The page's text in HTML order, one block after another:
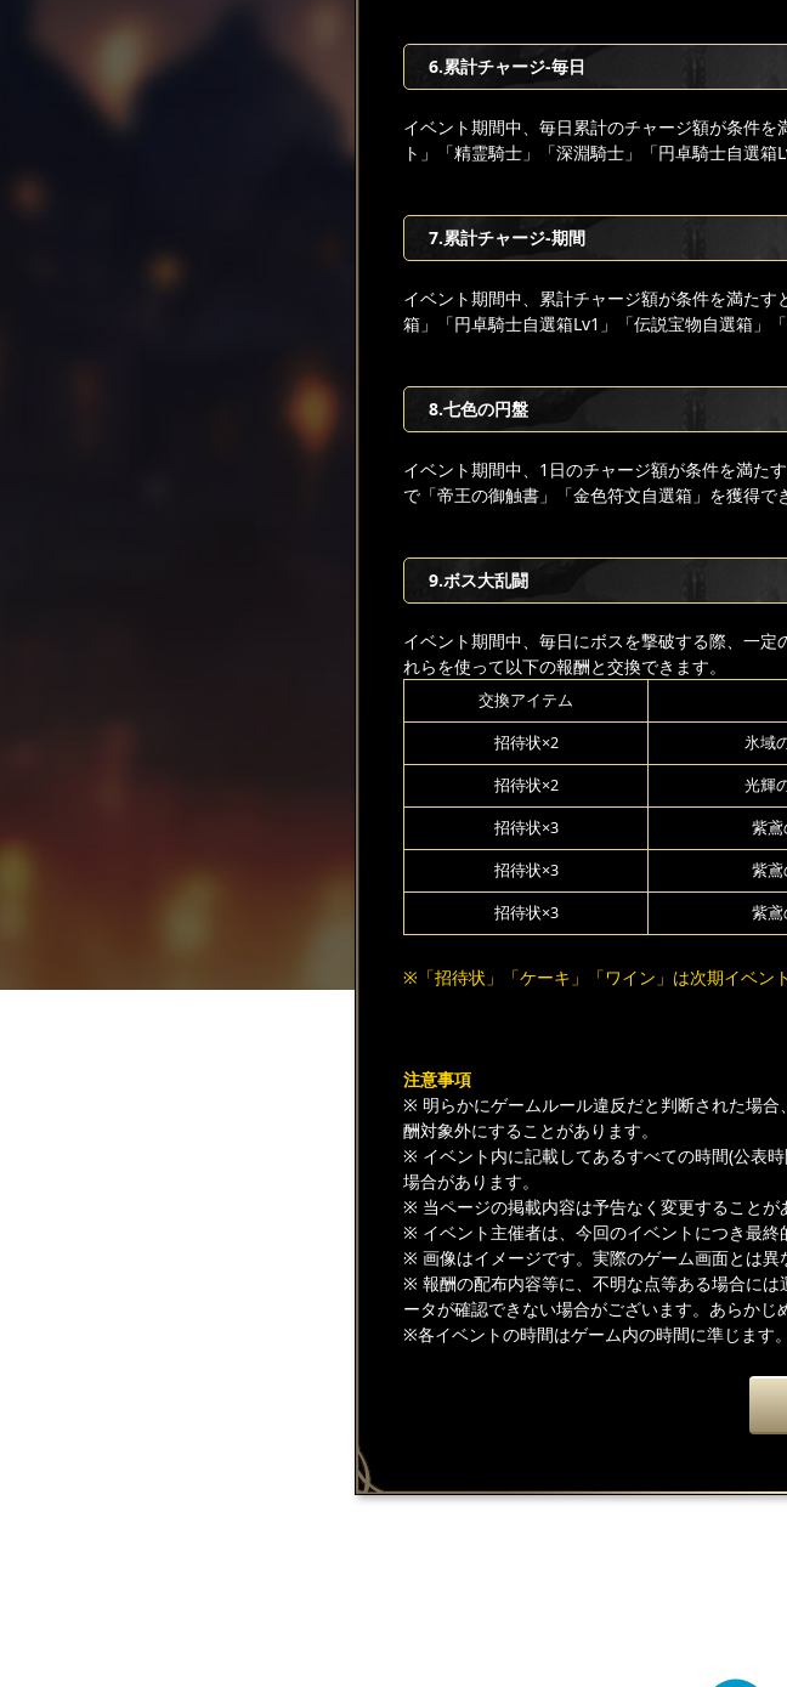
6.累計チャージ-毎日
イベント期間中、毎日累計のチャージ額が条件
ト」「精霊騎士」「深淵騎士」「円卓騎士自選箱
7.累計チャージ-期間
イベント期間中、累計チャージ額が条件を満たす
箱」「円卓騎士自選箱Lv1」「伝説宝物自選箱」
8.七色の円盤
イベント期間中、1日のチャージ額が条件を満た
で「帝王の御触書」「金色符文自選箱」を獲得で
9.ボス大乱闘
イベント期間中、毎日にボスを撃破する際、一
れらを使って以下の報酬と交換できます。
交換アイテム
招待状×2 氷域
招待状×2 光輝
招待状×3 紫鳶
招待状×3 紫鳶
招待状×3 紫鳶
※「招待状」「ケーキ」「ワイン」は次期イベン
注意事項
※ 明らかにゲームルール違反だと判断された場
酬対象外にすることがあります。
※ イベント内に記載してあるすべての時間(公表
場合があります。
※ 当ページの掲載内容は予告なく変更することが
※ イベント主催者は、今回のイベントにつき最終
※ 画像はイメージです。実際のゲーム画面とは異
※ 報酬の配布内容等に、不明な点等ある場合に
ータが確認できない場合がございます。あらかじ
※各イベントの時間はゲーム内の時間に準じます。